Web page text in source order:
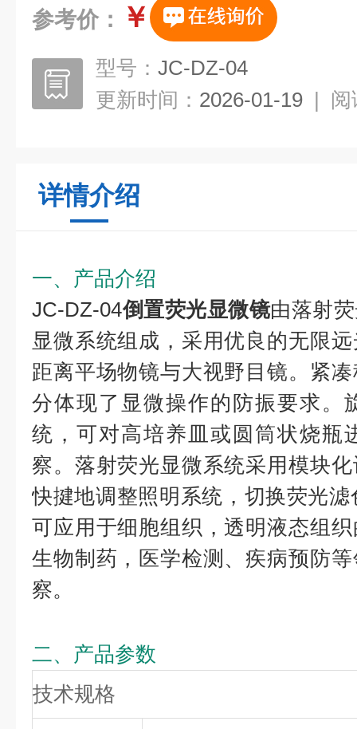
参考价： ￥
型号： JC-DZ-04
更新时间： 2026-01-19 | 阅
详情介绍
一、产品介绍
JC-DZ-04倒置荧光显微镜由落射
显微系统组成，采用优良的无限
距离平场物镜与大视野目镜。紧
分体现了显微操作的防振要求。
统，可对高培养皿或圆筒状烧瓶
察。落射荧光显微系统采用模块
快揵地调整照明系统，切换荧光
可应用于细胞组织，透明液态组
生物制药，医学检测、疾病预防
察。
二、产品参数
技术规格